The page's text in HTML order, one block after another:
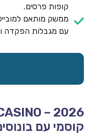
קופות פרסים.
ממשק מותאם
עם מגבלות הפקדה
קוסמי עם